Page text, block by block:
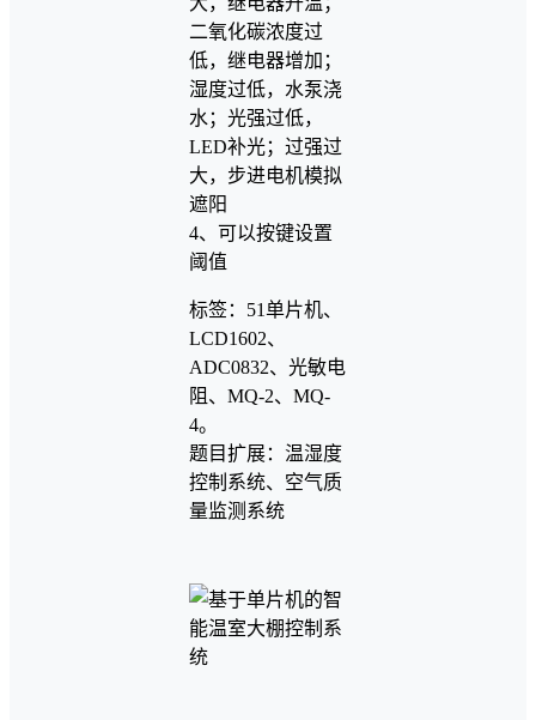
二氧化碳浓度过
低，继电器增加；
湿度过低，水泵浇
水；光强过低，
LED补光；过强过
大，步进电机模拟
遮阳
4、可以按键设置
阈值
标签：51单片机、
LCD1602、
ADC0832、光敏电
阻、MQ-2、MQ-
4。
题目扩展：温湿度
控制系统、空气质
量监测系统